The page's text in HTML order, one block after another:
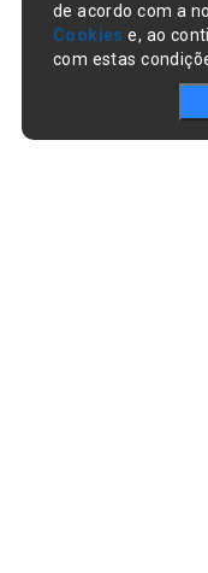
de acordo com a
Cookies e, ao
com estas